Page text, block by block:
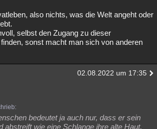
also nichts, was die Welt angeht oder
selbst den Zugang zu dieser
sonst macht man sich von anderen
02.08.2022 um 17:35
bedeutet ja auch nur, dass er sein
abstreift wie eine Schlange ihre alte Haut.